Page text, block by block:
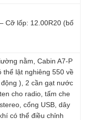
Cỡ lốp: 12.00R20 (bố
nằm, Cabin A7-P
thể lật nghiêng 550 về
), 2 cần gạt nước
cho radio, tấm che
cổng USB, dây
có thể điều chỉnh